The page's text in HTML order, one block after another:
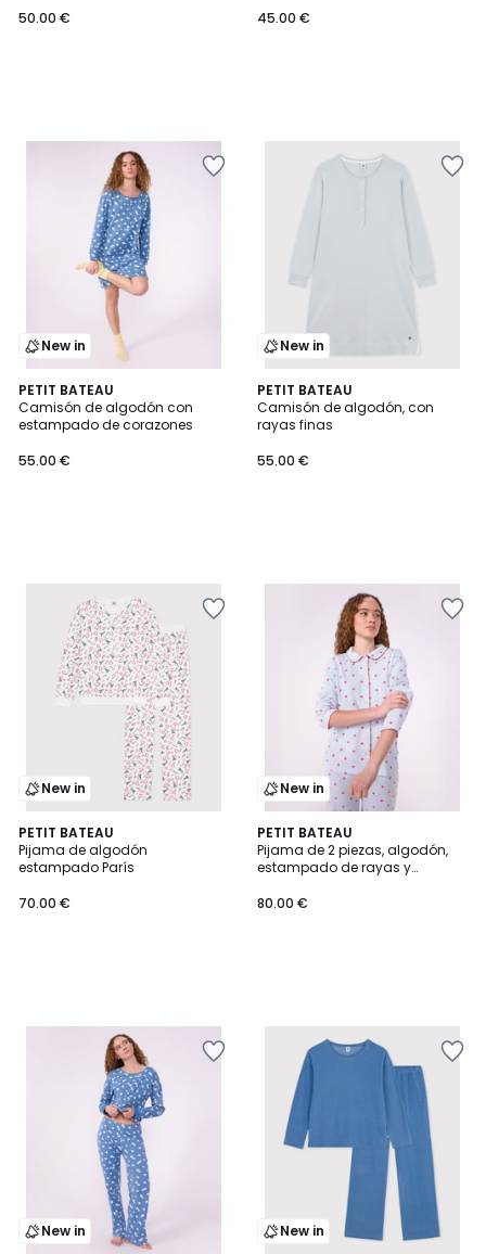
50.00 € 45.00 €
New in
PETIT BATEAU
Camisón de algodón con
estampado de corazones
55.00 €
New in
PETIT BATEAU
Camisón de algodón, con
rayas finas
55.00 €
New in
PETIT BATEAU
Pijama de algodón
estampado París
70.00 €
New in
PETIT BATEAU
Pijama de 2 piezas, algodón,
estampado de rayas y
80.00 €
New in New in